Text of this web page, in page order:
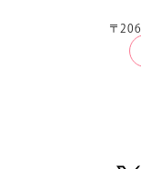
〒